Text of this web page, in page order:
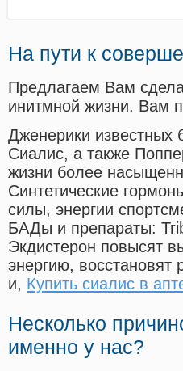
На пути к
Предлагаем Вам
инитмной жизни. Вам
Дженерики известных
Сиалис, а также
жизни более
Синтетические
силы, энергии
БАДы и препараты:
Экдистерон повысят
энергию, восстановят
и, Купить сиалис в
Несколько
именно у нас?